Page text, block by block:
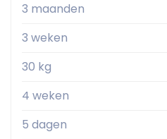
3 maanden
3 weken
30 kg
4 weken
5 dagen